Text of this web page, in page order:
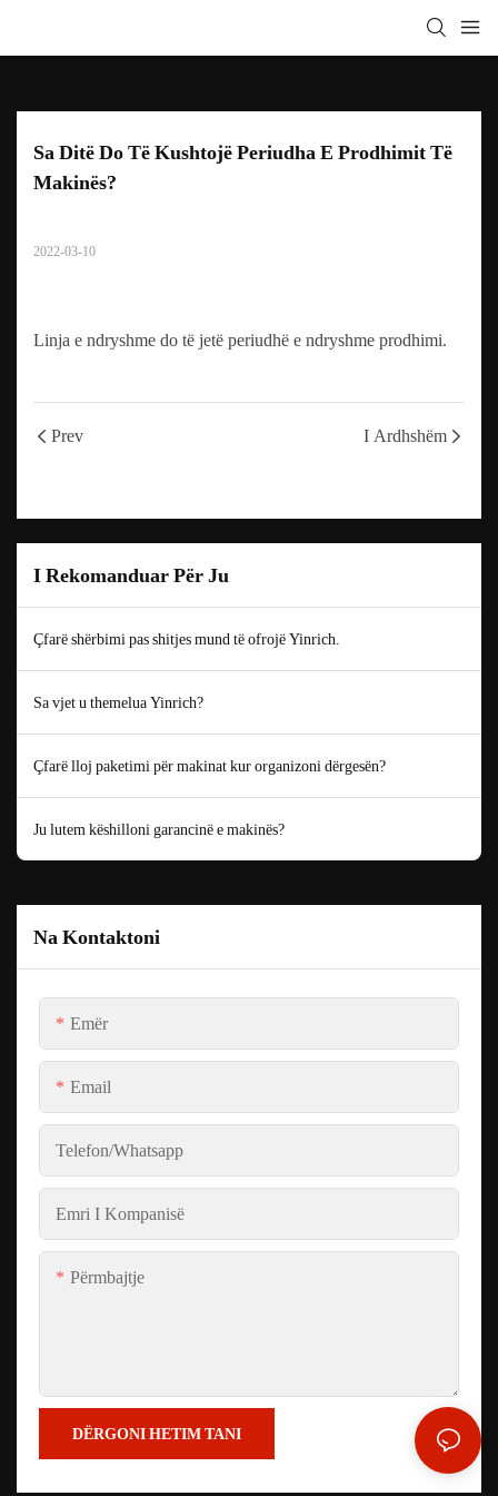
Sa Ditë Do Të Kushtojë Periudha E Prodhimit Të
Makinës?
2022-03-10
Linja e ndryshme do të jetë periudhë e ndryshme prodhimi.
Prev I Ardhshëm
I Rekomanduar Për Ju
Çfarë shërbimi pas shitjes mund të ofrojë Yinrich.
Sa vjet u themelua Yinrich?
Çfarë lloj paketimi për makinat kur organizoni dërgesën?
Ju lutem këshilloni garancinë e makinës?
Na Kontaktoni
Emër
Email
Telefon/whatsapp
Emri I Kompanisë
Përmbajtje
DËRGONI HETIM TANI